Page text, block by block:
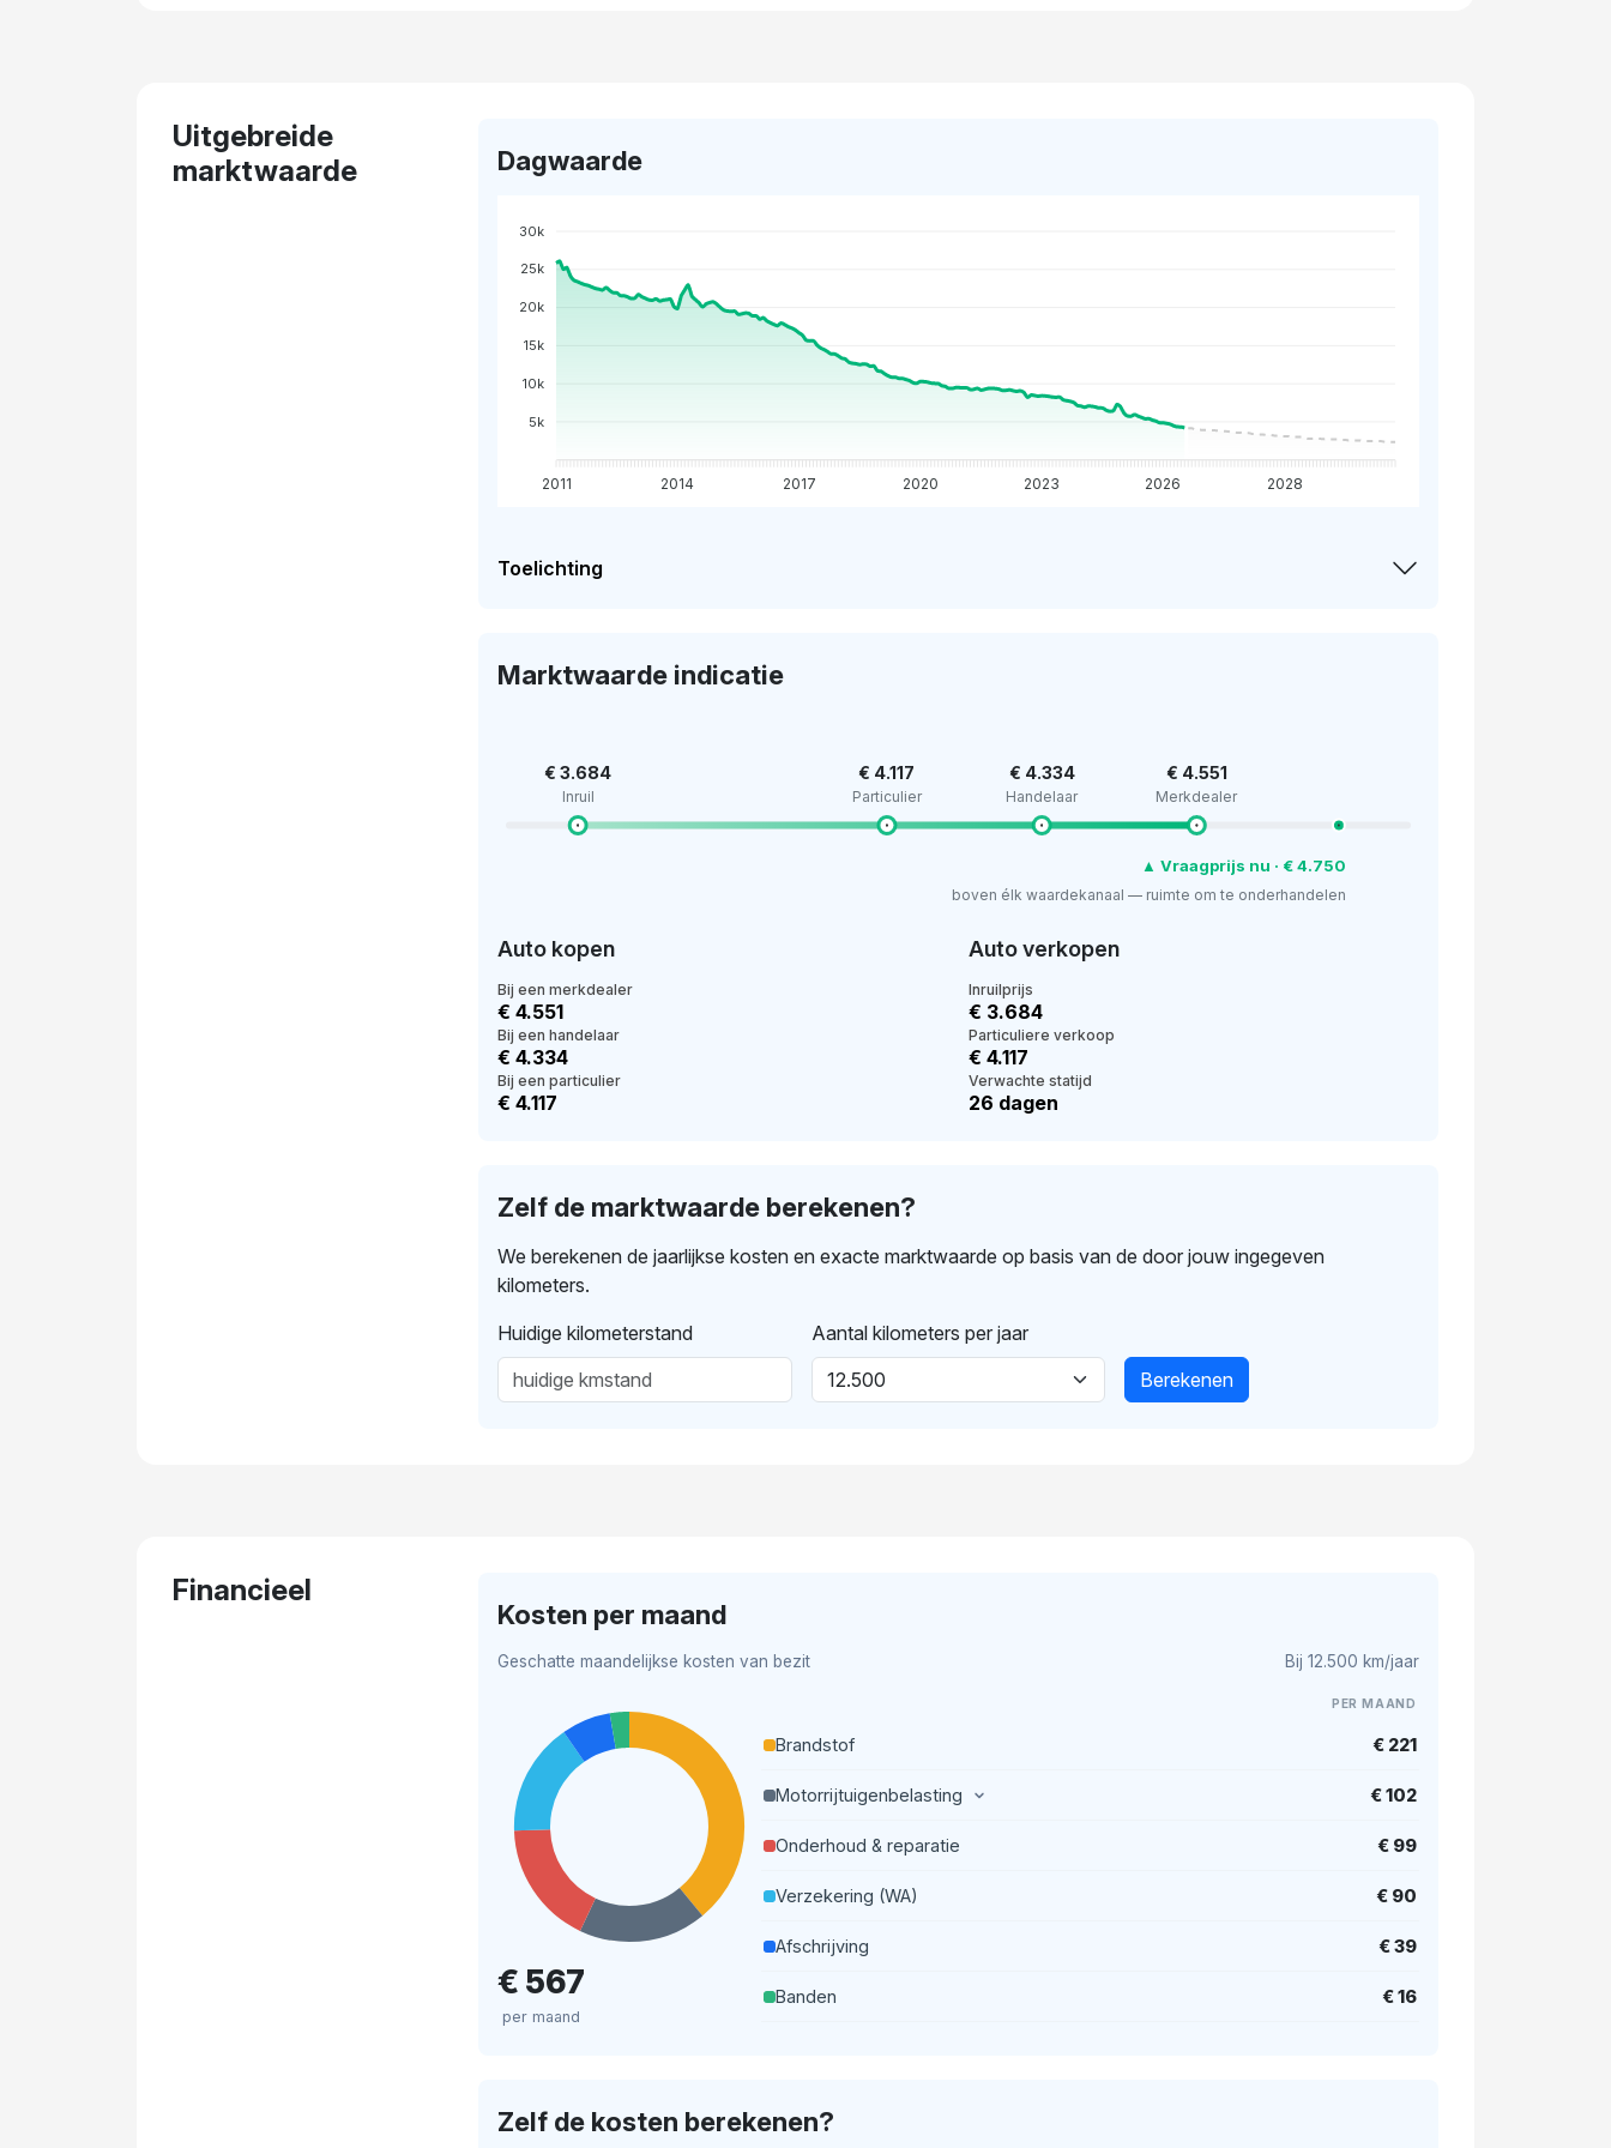
Uitgebreide
marktwaarde
Dagwaarde
30k
25k
20k
15k
10k
5k
2011 2014 2017 2020 2023 2026 2028
Toelichting
Marktwaarde indicatie
€ 3.684
Inruil
€ 4.117
Particulier
€ 4.334
Handelaar
€ 4.551
Merkdealer
▲ Vraagprijs nu · € 4.750
boven élk waardekanaal — ruimte om te onderhandelen
Auto kopen
Bij een merkdealer
€ 4.551
Bij een handelaar
€ 4.334
Bij een particulier
€ 4.117
Auto verkopen
Inruilprijs
€ 3.684
Particuliere verkoop
€ 4.117
Verwachte statijd
26 dagen
Zelf de marktwaarde berekenen?
We berekenen de jaarlijkse kosten en exacte marktwaarde op basis van de door jouw ingegeven
kilometers.
Huidige kilometerstand
Aantal kilometers per jaar
Berekenen
Financieel
Kosten per maand
Geschatte maandelijkse kosten van bezit Bij 12.500 km/jaar
€ 567
per maand
PER MAAND
Brandstof € 221
Motorrijtuigenbelasting € 102
Onderhoud & reparatie € 99
Verzekering (WA) € 90
Afschrijving € 39
Banden € 16
Zelf de kosten berekenen?